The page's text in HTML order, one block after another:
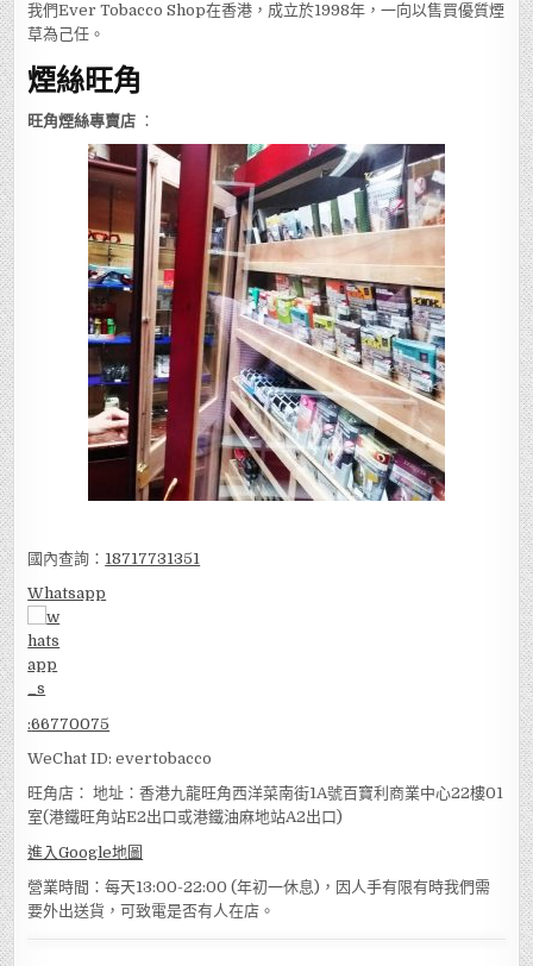
我們Ever Tobacco Shop在香港，成立於1998年，一向以售買優質煙
草為己任。
煙絲旺角
旺角煙絲專賣店 ：
國內查詢： 18717731351
Whatsapp
:66770075
WeChat ID: evertobacco
旺角店： 地址：香港九龍旺角西洋菜南街1A號百寶利商業中心22樓01
室(港鐵旺角站E2出口或港鐵油麻地站A2出口)
進入Google地圖
營業時間：每天13:00-22:00 (年初一休息)，因人手有限有時我們需
要外出送貨，可致電是否有人在店。